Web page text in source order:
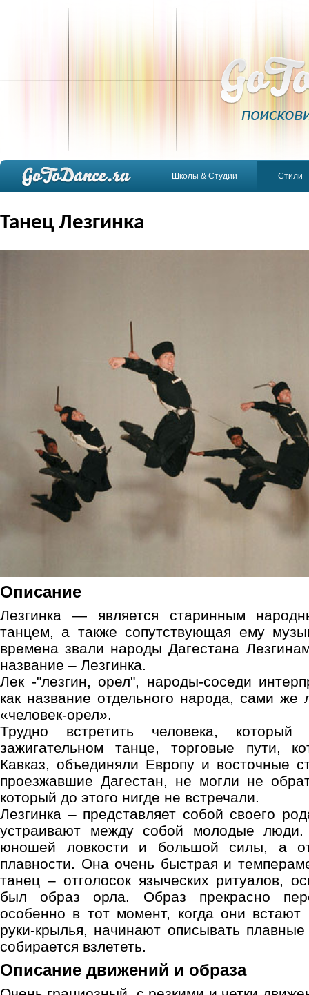
Школы & Студии Стили
Танец Лезгинка
Описание
Лезгинка — является старинным
танцем, а также сопутствующая ему
времена звали народы Дагестана
название – Лезгинка.
Лек -"лезгин, орел", народы-соседи
как название отдельного народа, сами же
«человек-орел».
Трудно встретить человека,
зажигательном танце, торговые пути,
Кавказ, объединяли Европу и восточные
проезжавшие Дагестан, не могли не
который до этого нигде не встречали.
Лезгинка – представляет собой своего
устраивают между собой молодые люди.
юношей ловкости и большой силы, а
плавности. Она очень быстрая и
танец – отголосок языческих ритуалов,
был образ орла. Образ прекрасно
особенно в тот момент, когда они
руки-крылья, начинают описывать
собирается взлететь.
Описание движений и образа